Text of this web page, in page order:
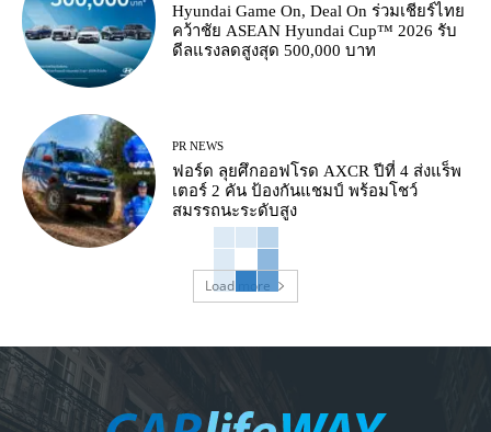
Hyundai Game On, Deal On ร่วมเชียร์ไทย
คว้าชัย ASEAN Hyundai Cup™ 2026 รับ
ดีลแรงลดสูงสุด 500,000 บาท
PR NEWS
ฟอร์ด ลุยศึกออฟโรด AXCR ปีที่ 4 ส่งแร็พ
เตอร์ 2 คัน ป้องกันแชมป์ พร้อมโชว์
สมรรถนะระดับสูง
Load more